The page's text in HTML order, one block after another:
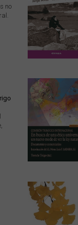
no